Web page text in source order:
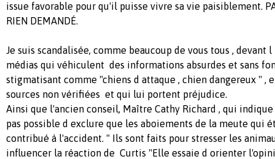
issue favorable pour qu'il puisse vivre sa vie paisiblement.
RIEN DEMANDÉ.
Je suis scandalisée, comme beaucoup de vous tous , devant
médias qui véhiculent des informations absurdes et sans
stigmatisant comme "chiens d attaque , chien dangereux " ,
sources non vérifiées et qui lui portent préjudice.
Ainsi que l'ancien conseil, Maître Cathy Richard , qui
pas possible d exclure que les aboiements de la meute qui
contribué à l'accident. " Ils sont faits pour stresser les
influencer la réaction de Curtis "Elle essaie d orienter